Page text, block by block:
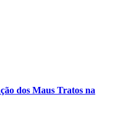
dos Maus Tratos na